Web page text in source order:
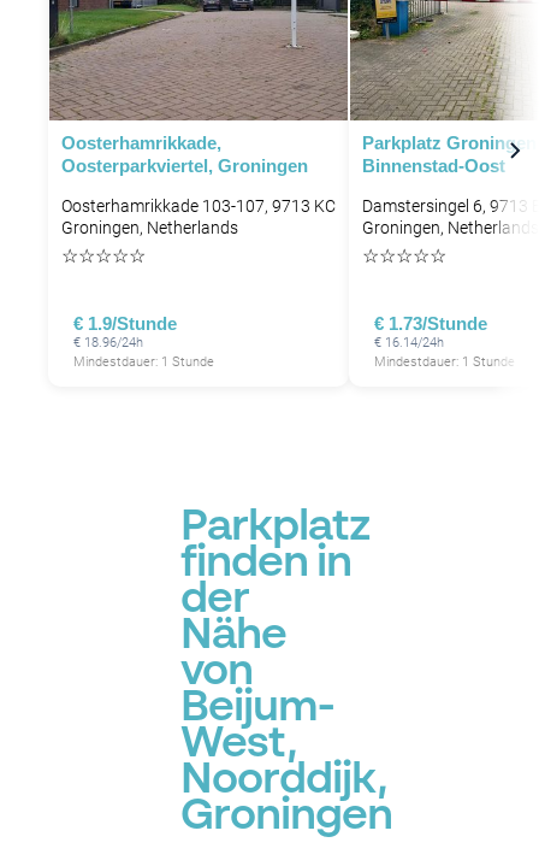
P
Oosterhamrikkade,
Oosterparkviertel, Groningen
Oosterhamrikkade 103-107, 9713 KC
Groningen, Netherlands
☆☆☆☆☆
€ 1.9/Stunde
€ 18.96/24h
Mindestdauer: 1 Stunde
Parkplatz Groningen
Binnenstad-Oost
Damstersingel 6, 9713
Groningen, Netherlands
☆☆☆☆☆
€ 1.73/Stunde
€ 16.14/24h
Mindestdauer: 1 Stunde
Parkplatz
finden in
der
Nähe
von
Beijum-
West,
Noorddijk,
Groningen